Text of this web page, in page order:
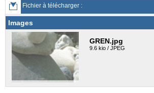
Fichier à télécharger :
Images
GREN.jpg
9.6 kio / JPEG